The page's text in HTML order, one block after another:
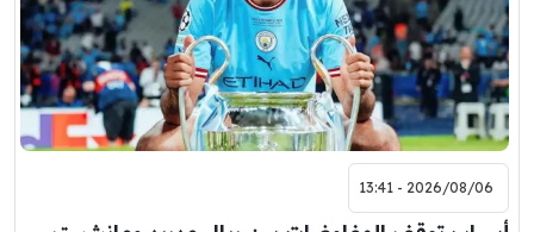
2026/08/06 - 13:41